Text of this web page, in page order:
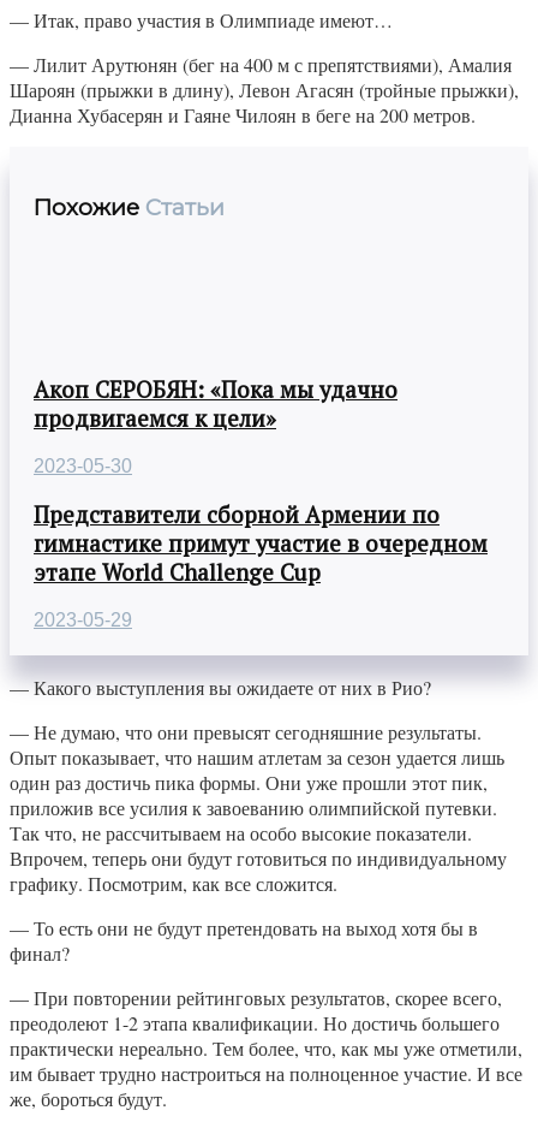
— Итак, право участия в Олимпиаде имеют…
— Лилит Арутюнян (бег на 400 м с препятствиями), Амалия
Шароян (прыжки в длину), Левон Агасян (тройные прыжки),
Дианна Хубасерян и Гаяне Чилоян в беге на 200 метров.
Похожие Статьи
Акоп СЕРОБЯН: «Пока мы удачно
продвигаемся к цели»
2023-05-30
Представители сборной Армении по
гимнастике примут участие в очередном
этапе World Challenge Cup
2023-05-29
— Какого выступления вы ожидаете от них в Рио?
— Не думаю, что они превысят сегодняшние результаты.
Опыт показывает, что нашим атлетам за сезон удается лишь
один раз достичь пика формы. Они уже прошли этот пик,
приложив все усилия к завоеванию олимпийской путевки.
Так что, не рассчитываем на особо высокие показатели.
Впрочем, теперь они будут готовиться по индивидуальному
графику. Посмотрим, как все сложится.
— То есть они не будут претендовать на выход хотя бы в
финал?
— При повторении рейтинговых результатов, скорее всего,
преодолеют 1-2 этапа квалификации. Но достичь большего
практически нереально. Тем более, что, как мы уже отметили,
им бывает трудно настроиться на полноценное участие. И все
же, бороться будут.